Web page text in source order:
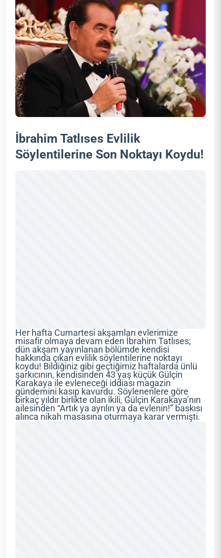
İbrahim Tatlıses Evlilik
Söylentilerine Son Noktayı Koydu!
Her hafta Cumartesi akşamları evlerimize
misafir olmaya devam eden İbrahim Tatlıses;
dün akşam yayınlanan bölümde kendisi
hakkında çıkan evlilik söylentilerine noktayı
koydu! Bildiğiniz gibi geçtiğimiz haftalarda ünlü
şarkıcının, kendisinden 43 yaş küçük Gülçin
Karakaya ile evleneceği iddiası magazin
gündemini kasıp kavurdu. Söylenenlere göre
birkaç yıldır birlikte olan ikili, Gülçin Karakaya’nın
ailesinden “Artık ya ayrılın ya da evlenin!” baskısı
alınca nikah masasına oturmaya karar vermişti.